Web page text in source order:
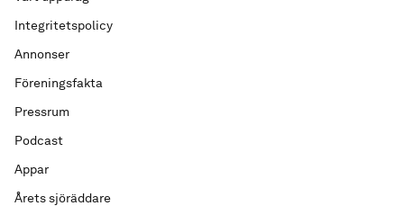
Integritetspolicy
Annonser
Föreningsfakta
Pressrum
Podcast
Appar
Årets sjöräddare